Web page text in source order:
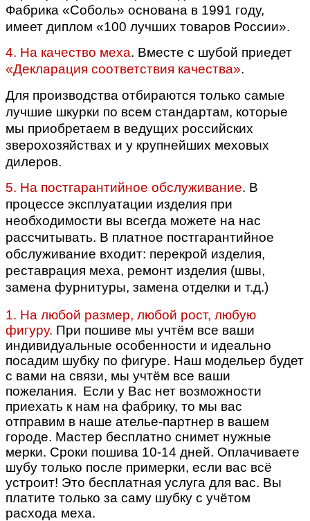
Фабрика «Соболь» основана в 1991 году,
имеет диплом «100 лучших товаров России».
4. На качество меха. Вместе с шубой приедет
«Декларация соответствия качества».
Для производства отбираются только самые
лучшие шкурки по всем стандартам, которые
мы приобретаем в ведущих российских
зверохозяйствах и у крупнейших меховых
дилеров.
5. На постгарантийное обслуживание. В
процессе эксплуатации изделия при
необходимости вы всегда можете на нас
рассчитывать. В платное постгарантийное
обслуживание входит: перекрой изделия,
реставрация меха, ремонт изделия (швы,
замена фурнитуры, замена отделки и т.д.)
1. На любой размер, любой рост, любую
фигуру. При пошиве мы учтём все ваши
индивидуальные особенности и идеально
посадим шубку по фигуре. Наш модельер будет
с вами на связи, мы учтём все ваши
пожелания. Если у Вас нет возможности
приехать к нам на фабрику, то мы вас
отправим в наше ателье-партнер в вашем
городе. Мастер бесплатно снимет нужные
мерки. Сроки пошива 10-14 дней. Оплачиваете
шубу только после примерки, если вас всё
устроит! Это бесплатная услуга для вас. Вы
платите только за саму шубку с учётом
расхода меха.